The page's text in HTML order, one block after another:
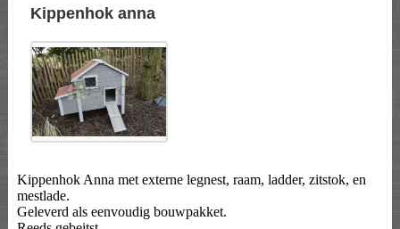
Kippenhok anna
Kippenhok Anna met externe legnest, raam, ladder, zitstok, en
mestlade.
Geleverd als eenvoudig bouwpakket.